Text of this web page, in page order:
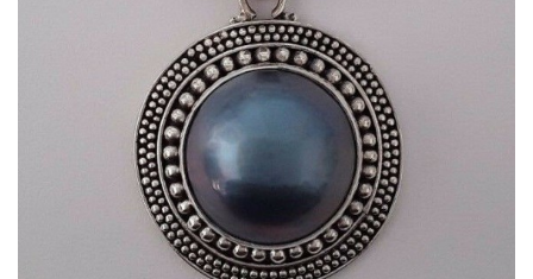
Dans mon panier
APERÇU RAPIDE